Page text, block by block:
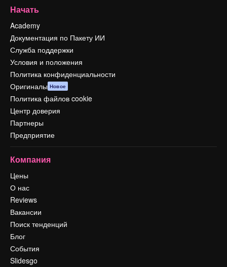
Начать
Academy
Документация по Пакету ИИ
Служба поддержки
Условия и положения
Политика конфиденциальности
Оригиналы Новое
Политика файлов cookie
Центр доверия
Партнеры
Предприятие
Компания
Цены
О нас
Reviews
Вакансии
Поиск тенденций
Блог
События
Slidesgo